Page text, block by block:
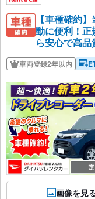
【車種確約
動に便利！正
ら安心で高品
車両登録2年以内
画像を見